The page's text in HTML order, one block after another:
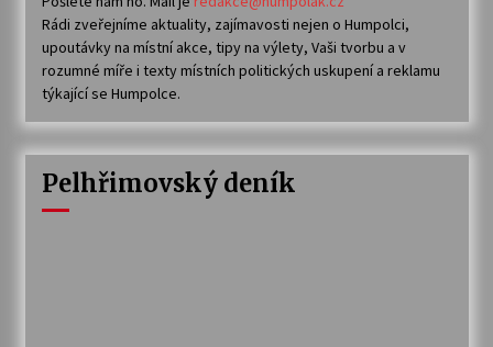
Rádi zveřejníme aktuality, zajímavosti nejen o Humpolci,
upoutávky na místní akce, tipy na výlety, Vaši tvorbu a v
rozumné míře i texty místních politických uskupení a reklamu
týkající se Humpolce.
Pelhřimovský deník